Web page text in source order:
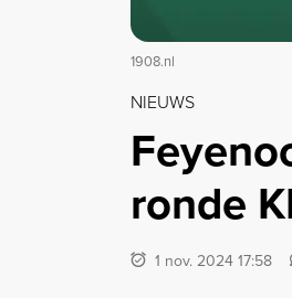
1908.nl
NIEUWS
ronde
1 nov. 2024 17:58